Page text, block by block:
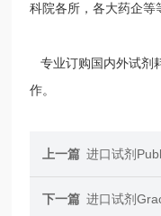
科院各所，各大药企等
专业订购国内外试剂
作。
上一篇 进口试剂
下一篇 进口试剂